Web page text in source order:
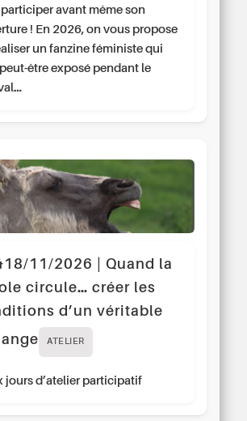
avant même son
! En 2026, on vous propose
un fanzine féministe qui
être exposé pendant le
11/2026 | Quand la
circule… créer les
d’un véritable
ATELIER
jours d’atelier participatif